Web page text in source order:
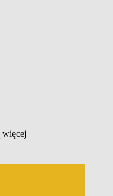
więcej